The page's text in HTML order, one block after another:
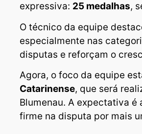
expressiva: 25 medalhas,
O técnico da equipe
especialmente nas
disputas e reforçam o
Agora, o foco da equipe
Catarinense, que será
Blumenau. A expectativa
firme na disputa por mais